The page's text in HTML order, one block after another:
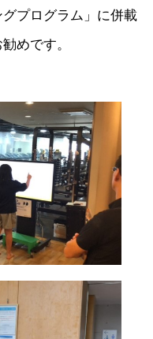
プログラム」に併載
めです。